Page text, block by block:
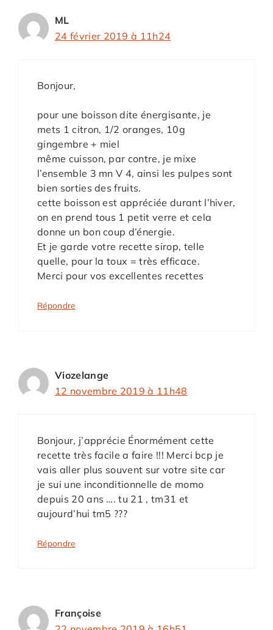
ML
24 février 2019 à 11h24
Bonjour,
pour une boisson dite énergisante, je
mets 1 citron, 1/2 oranges, 10g
gingembre + miel
même cuisson, par contre, je mixe
l’ensemble 3 mn V 4, ainsi les pulpes sont
bien sorties des fruits.
cette boisson est appréciée durant l’hiver,
on en prend tous 1 petit verre et cela
donne un bon coup d’énergie.
Et je garde votre recette sirop, telle
quelle, pour la toux = très efficace.
Merci pour vos excellentes recettes
Répondre
Viozelange
12 novembre 2019 à 11h48
Bonjour, j’apprécie Énormément cette
recette très facile a faire !!! Merci bcp je
vais aller plus souvent sur votre site car
je sui une inconditionnelle de momo
depuis 20 ans …. tu 21 , tm31 et
aujourd’hui tm5 ???
Répondre
Françoise